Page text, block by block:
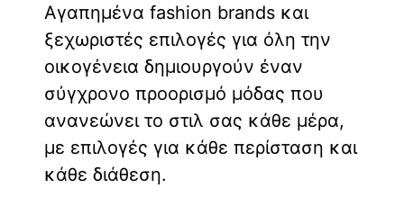
Αγαπημένα fashion brands και
ξεχωριστές επιλογές για όλη την
οικογένεια δημιουργούν έναν
σύγχρονο προορισμό μόδας που
ανανεώνει το στιλ σας κάθε μέρα,
με επιλογές για κάθε περίσταση και
κάθε διάθεση.